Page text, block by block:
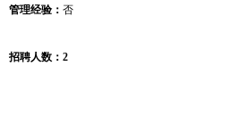
管理经验： 否
招聘人数：2